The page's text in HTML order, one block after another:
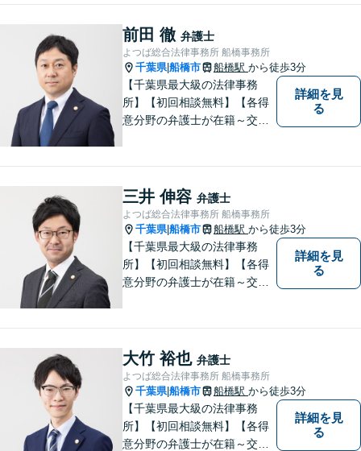
を聞き、具体的な解決案をご
提案させていただきます。
前田 徹 弁護士
よつば総合法律事務所 船橋事務所
千葉県|船橋市 船橋駅 から徒歩3分
【千葉県最大級の法律事務
所】【初回相談無料】【各得
意分野の弁護士が在籍～交通
詳細を見
る
三井 伸容 弁護士
よつば総合法律事務所 船橋事務所
千葉県|船橋市 船橋駅 から徒歩3分
【千葉県最大級の法律事務
所】【初回相談無料】【各得
意分野の弁護士が在籍～交通
詳細を見
る
大竹 裕也 弁護士
よつば総合法律事務所 船橋事務所
千葉県|船橋市 船橋駅 から徒歩3分
【千葉県最大級の法律事務
所】【初回相談無料】【各得
意分野の弁護士が在籍～交通
詳細を見
る